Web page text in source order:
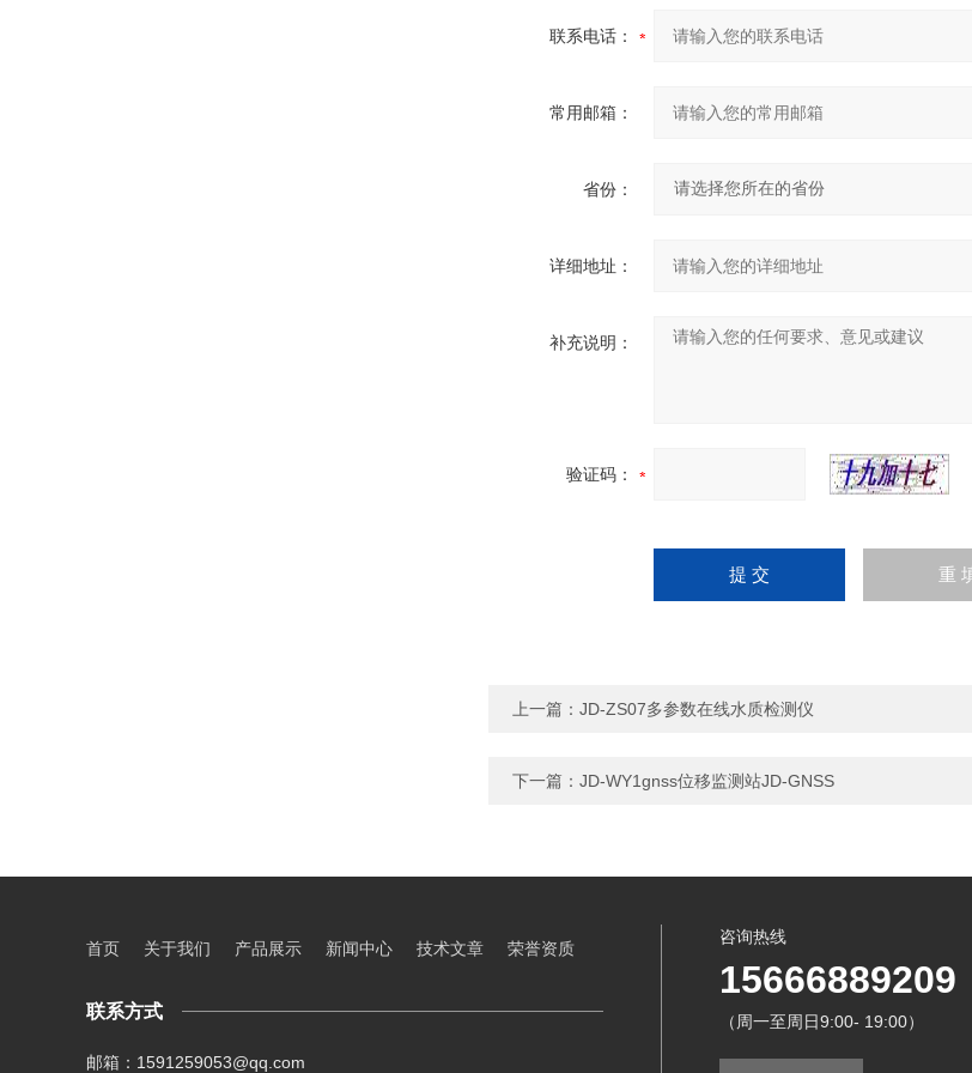
联系电话：
常用邮箱：
省份：
详细地址：
补充说明：
验证码：
上一篇： JD-ZS07多参数在线水质检测仪
下一篇： JD-WY1gnss位移监测站JD-GNSS
首页 关于我们 产品展示 新闻中心 技术文章 荣誉资质
联系方式
邮箱：1591259053@qq.com
咨询热线
15666889209
（周一至周日9:00- 19:00）